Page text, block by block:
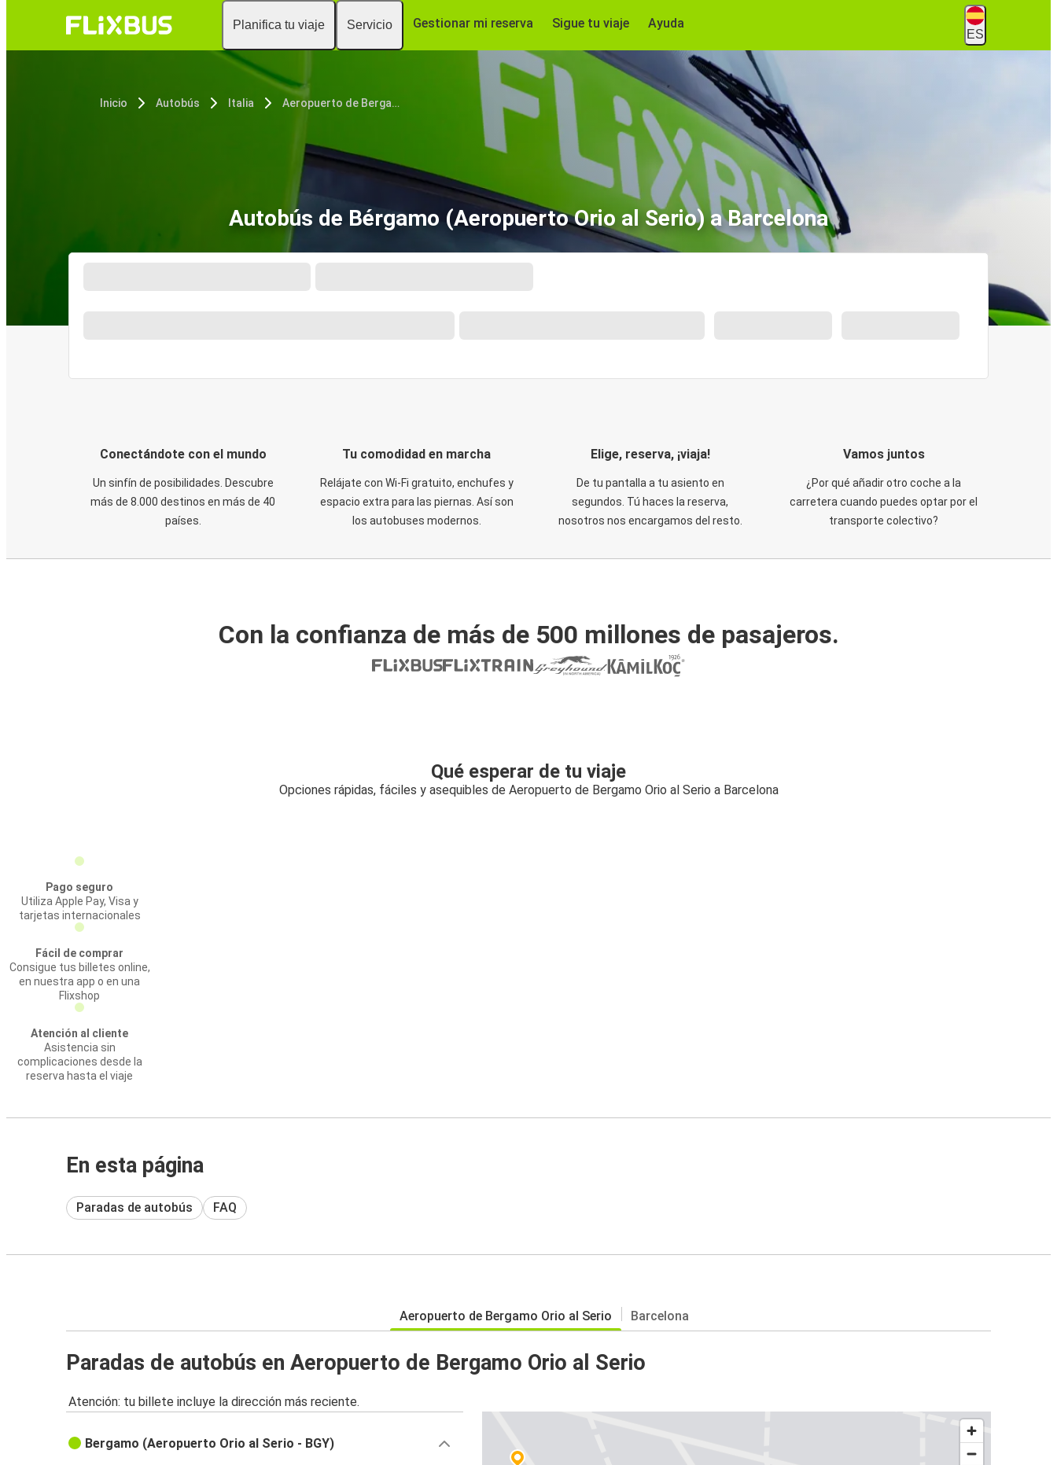
Planifica tu viaje Servicio Gestionar mi reserva Sigue tu viaje Ayuda
ES
Inicio Autobús Italia Aeropuerto de Bergamo Orio al Serio
Autobús de Bérgamo (Aeropuerto Orio al Serio) a Barcelona
Conectándote con el mundo
Un sinfín de posibilidades. Descubre
más de 8.000 destinos en más de 40
países.
Tu comodidad en marcha
Relájate con Wi-Fi gratuito, enchufes y
espacio extra para las piernas. Así son
los autobuses modernos.
Elige, reserva, ¡viaja!
De tu pantalla a tu asiento en
segundos. Tú haces la reserva,
nosotros nos encargamos del resto.
Vamos juntos
¿Por qué añadir otro coche a la
carretera cuando puedes optar por el
transporte colectivo?
Con la confianza de más de 500 millones de pasajeros.
Qué esperar de tu viaje
Opciones rápidas, fáciles y asequibles de Aeropuerto de Bergamo Orio al Serio a Barcelona
Pago seguro
Utiliza Apple Pay, Visa y
tarjetas internacionales
Fácil de comprar
Consigue tus billetes online,
en nuestra app o en una
Flixshop
Atención al cliente
Asistencia sin
complicaciones desde la
reserva hasta el viaje
En esta página
Paradas de autobús FAQ
Aeropuerto de Bergamo Orio al Serio Barcelona
Paradas de autobús en Aeropuerto de Bergamo Orio al Serio
Atención: tu billete incluye la dirección más reciente.
Bergamo (Aeropuerto Orio al Serio - BGY)